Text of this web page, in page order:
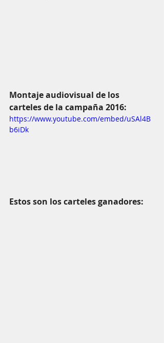
Montaje audiovisual de los
carteles de la campaña 2016:
https://www.youtube.com/embed/uSAl4B
b6iDk
Estos son los carteles ganadores: